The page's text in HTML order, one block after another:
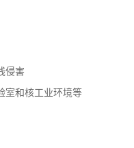
侵害
室和核工业环境等